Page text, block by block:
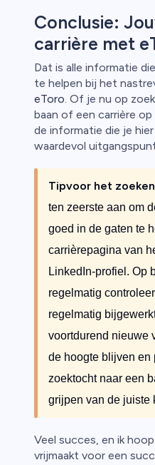
Conclusie:
carrière met
Dat is alle informatie
te helpen bij het
eToro. Of je nu op
baan of een carrière
de informatie die je
waardevol
Tipvoor het
ten zeerste aan om
goed in de gaten te
carrièrepagina van
LinkedIn-profiel. Op
regelmatig
regelmatig
voortdurend nieuwe
de hoogte blijven en
zoektocht naar een
grijpen van de juiste
Veel succes, en ik
vrijmaakt voor een